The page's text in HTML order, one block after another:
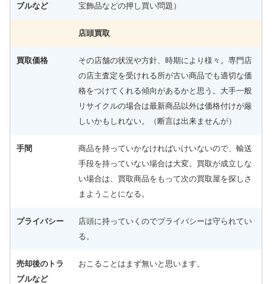
ブルなど
宝飾品などの押し買い問題）
店頭買取
買取価格
その店舗の状況や方針、時期により様々。専門店
の店主査定を受けれる所が古い商品でも適切な価
格をつけてくれる傾向があるかと思う。大手一般
リサイクルの場合は最新商品以外は価格付けが厳
しいかもしれない。（断言は出来ませんが）
手間
商品を持っていかなければいけいないので、輸送
手段を持っていない場合は大変。買取が成立しな
い場合は、買取商品をもって次の買取屋を探しさ
まようことになる。
プライバシー
店頭に持っていくのでプライバシーは守られてい
る。
売却後のトラ
ブルなど
おこることはまず無いと思います。